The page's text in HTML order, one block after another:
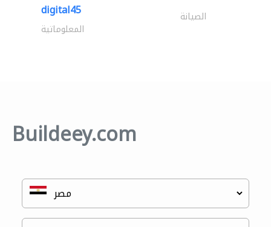
digital45 الصيانة
المعلوماتية
Buildeey.com